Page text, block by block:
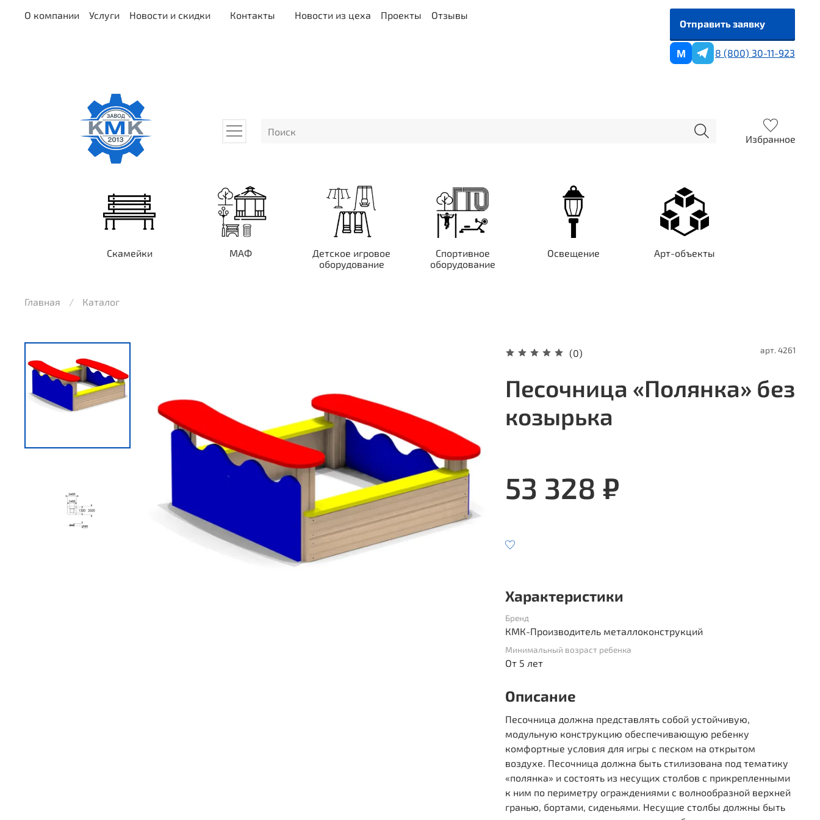
О компании Услуги Новости и скидки Контакты Новости из цеха Проекты Отзывы
Отправить заявку
M 8 (800) 30-11-923
Избранное
Скамейки МАФ
Детское игровое
оборудование
Спортивное
оборудование
Освещение Арт-объекты
Главная Каталог
(0) арт. 4261
Песочница «Полянка» без
козырька
53 328 ₽
Характеристики
Бренд
КМК-Производитель металлоконструкций
Минимальный возраст ребенка
От 5 лет
Описание
Песочница должна представлять собой устойчивую,
модульную конструкцию обеспечивающую ребенку
комфортные условия для игры с песком на открытом
воздухе. Песочница должна быть стилизована под тематику
«полянка» и состоять из несущих столбов с прикрепленными
к ним по периметру ограждениями с волнообразной верхней
гранью, бортами, сиденьями. Несущие столбы должны быть